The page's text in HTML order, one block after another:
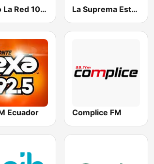
Radio La Red 102.1 FM La Suprema Estacion 96.1 FM
Ecuador Complice FM